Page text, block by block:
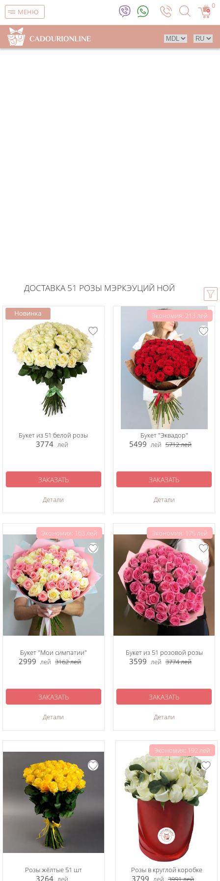
МЕНЮ
0
ДОСТАВКА 51 РОЗЫ МЭРКЭУЦИЙ НОЙ
Букет из 51 белой розы
3774 лей
Детали
ЗАКАЗАТЬ
Экономия: 213 лей
Букет "Эквадор"
5499 лей 5712лей
Детали
ЗАКАЗАТЬ
Экономия: 163 лей
Букет "Мои симпатии"
2999 лей 3162лей
Детали
ЗАКАЗАТЬ
Экономия: 175 лей
Букет из 51 розовой розы
3599 лей 3774лей
Детали
ЗАКАЗАТЬ
Розы жёлтые 51 шт
3264 лей
Экономия: 192 лей
Розы в круглой коробке
3799 лей 3991лей